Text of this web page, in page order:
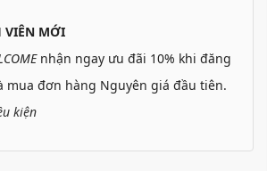
VIÊN MỚI
nhận ngay ưu đãi 10% khi đăng
mua đơn hàng Nguyên giá đầu tiên.
kiện